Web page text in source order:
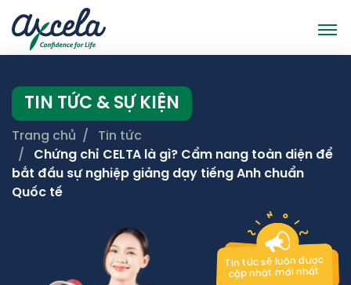
TIN TỨC & SỰ KIỆN
Trang chủ
Tin tức
Chứng chỉ CELTA là gì? Cẩm nang toàn diện để
bắt đầu sự nghiệp giảng dạy tiếng Anh chuẩn
Quốc tế
Tin tức sẽ luôn được
cập nhật mới nhất